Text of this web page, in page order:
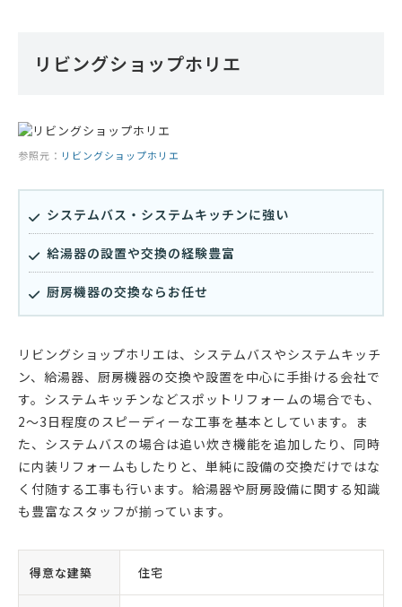
リビングショップホリエ
参照元： リビングショップホリエ
システムバス・システムキッチンに強い
給湯器の設置や交換の経験豊富
厨房機器の交換ならお任せ
リビングショップホリエは、システムバスやシステムキッチ
ン、給湯器、厨房機器の交換や設置を中心に手掛ける会社で
す。システムキッチンなどスポットリフォームの場合でも、
2〜3日程度のスピーディーな工事を基本としています。ま
た、システムバスの場合は追い炊き機能を追加したり、同時
に内装リフォームもしたりと、単純に設備の交換だけではな
く付随する工事も行います。給湯器や厨房設備に関する知識
も豊富なスタッフが揃っています。
得意な建築 住宅